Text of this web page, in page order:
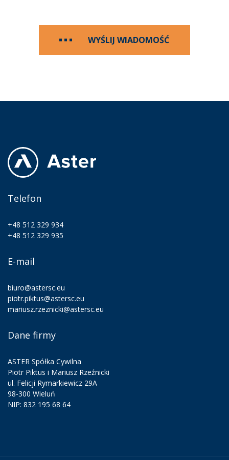
Telefon
+48 512 329 934
+48 512 329 935
E-mail
biuro@astersc.eu
piotr.piktus@astersc.eu
mariusz.rzeznicki@astersc.eu
Dane firmy
ASTER Spółka Cywilna
Piotr Piktus i Mariusz Rzeźnicki
ul. Felicji Rymarkiewicz 29A
98-300 Wieluń
NIP: 832 195 68 64